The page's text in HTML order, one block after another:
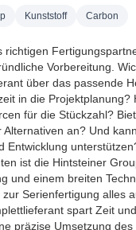
Kunststoff Carbon
richtigen
Vorbereitung.
über das passende
in die Projektplanung?
für die Stückzahl?
Alternativen an? Und
Entwicklung
ist die Hintsteiner
und einem breiten
zur Serienfertigung alles
spart Zeit
präzise Umsetzung des